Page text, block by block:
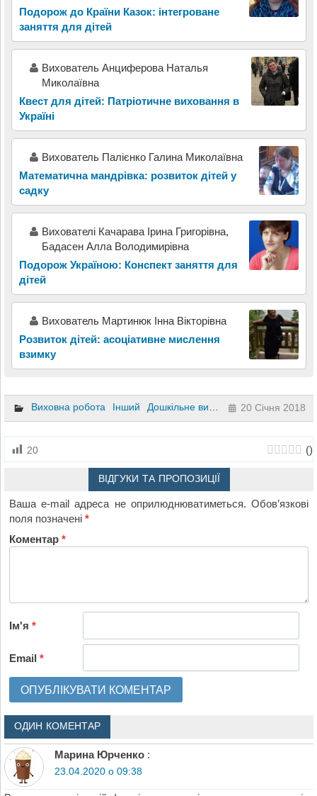
Подорож до Країни Казок: інтегроване
заняття для дітей
Вихователь Анциферова Наталья
Миколаївна
Квест для дітей: Патріотичне виховання в
Україні
Вихователь Палієнко Галина Миколаївна
Математична мандрівка: розвиток дітей у
садку
Вихователі Качарава Ірина Григорівна,
Бадасен Алла Володимирівна
Подорож Україною: Конспект заняття для
дітей
Вихователь Мартинюк Інна Вікторівна
Розвиток дітей: асоціативне мислення
взимку
Виховна робота Інший Дошкільне виховання 20 Січня 2018
20 ()
ВІДГУКИ ТА ПРОПОЗИЦІЇ
Ваша e-mail адреса не оприлюднюватиметься. Обов’язкові
поля позначені*
Коментар*
Ім'я*
Email*
ОДИН КОМЕНТАР
Марина Юрченко :
23.04.2020 о 09:38